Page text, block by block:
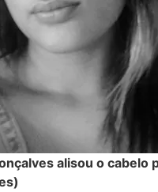
alisou o